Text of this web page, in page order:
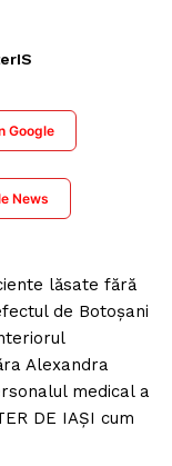
Google
News
lăsate fără
de Botoșani
Alexandra
medical a
DE IAȘI cum